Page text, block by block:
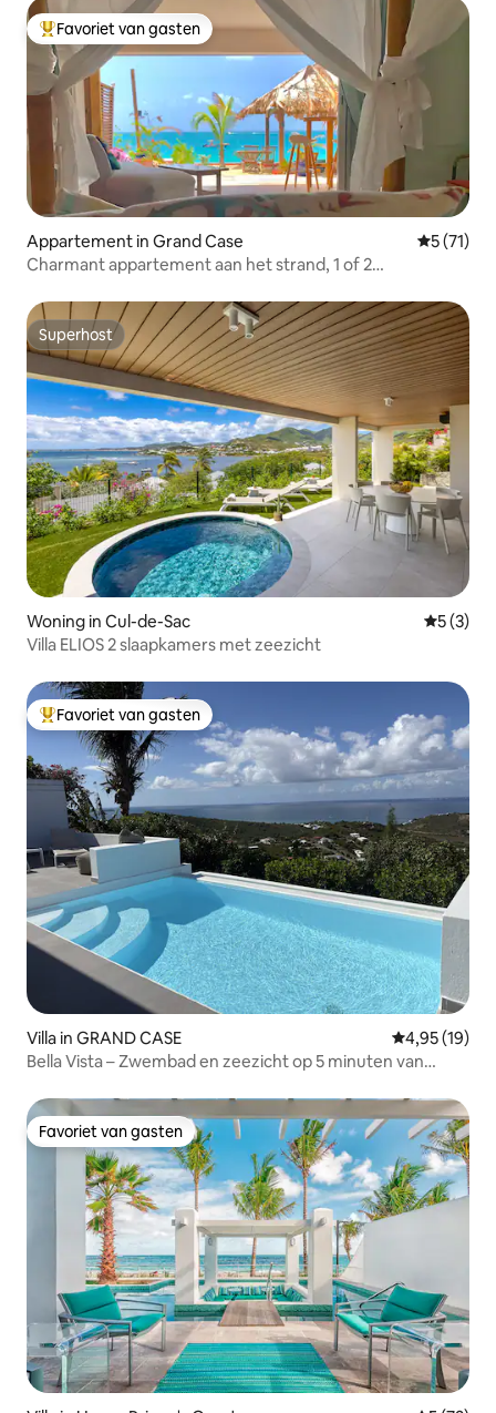
Topfavoriet van gasten
Favoriet van gasten
Appartement in Grand Case
5 (71)
Charmant appartement aan het strand, 1 of 2
Superhost
Superhost
Woning in Cul-de-Sac
5 (3)
Villa ELIOS 2 slaapkamers met zeezicht
Topfavoriet van gasten
Favoriet van gasten
Villa in GRAND CASE Gemiddelde
4,95 (19)
Bella Vista – Zwembad en zeezicht op 5 minuten van
Favoriet van gasten
Favoriet van gasten